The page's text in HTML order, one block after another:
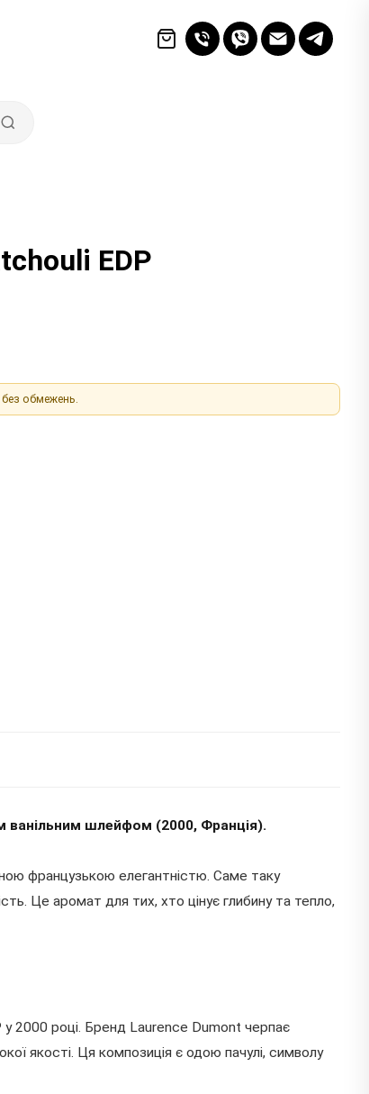
EDP
обмежень.
ванільним шлейфом (2000, Франція).
французькою елегантністю. Саме таку
Це аромат для тих, хто цінує глибину та тепло,
2000 році. Бренд Laurence Dumont черпає
якості. Ця композиція є одою пачулі, символу